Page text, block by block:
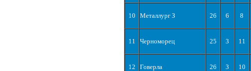
10 Металлург З 26 6 8
11 Черноморец 25 3 11
12 Говерла 26 3 10